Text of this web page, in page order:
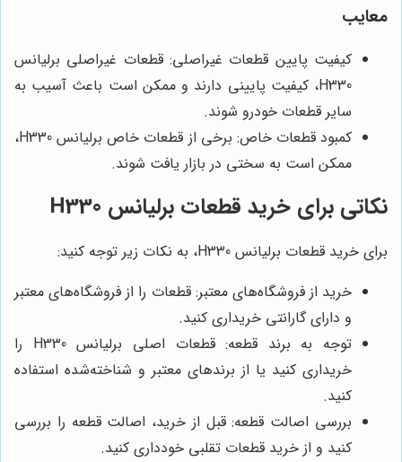
معایب
کیفیت پایین قطعات غیراصلی: قطعات غیراصلی برلیانس
H330، کیفیت پایینی دارند و ممکن است باعث آسیب به
سایر قطعات خودرو شوند.
کمبود قطعات خاص: برخی از قطعات خاص برلیانس H330،
ممکن است به سختی در بازار یافت شوند.
نکاتی برای خرید قطعات برلیانس H330
برای خرید قطعات برلیانس H330، به نکات زیر توجه کنید:
خرید از فروشگاه‌های معتبر: قطعات را از فروشگاه‌های معتبر
و دارای گارانتی خریداری کنید.
توجه به برند قطعه: قطعات اصلی برلیانس H330 را
خریداری کنید یا از برندهای معتبر و شناخته‌شده استفاده
کنید.
بررسی اصالت قطعه: قبل از خرید، اصالت قطعه را بررسی
کنید و از خرید قطعات تقلبی خودداری کنید.